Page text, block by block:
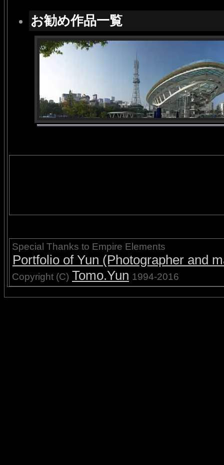
お勧め作品一覧
Special Thanks to Empire Elements
Portfolio of Yun (Photographer and
Copyright (C) Tomo.Yun 1994-2016